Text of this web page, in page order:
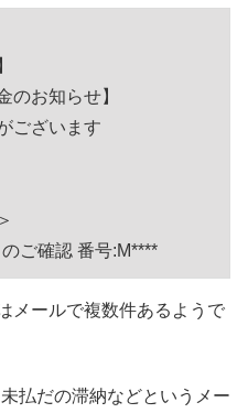
のお知らせ】
ございます
ご確認 番号:M****
メールで複数件あるようで
払だの滞納などというメー